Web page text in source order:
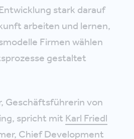
stark darauf
arbeiten und lernen,
Firmen wählen
gestaltet
Geschäftsführerin von
spricht mit Karl Friedl
Chief Development